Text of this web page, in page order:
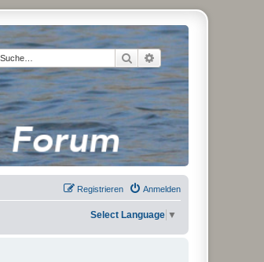
Suche Erweiterte Suche
Anmelden
Registrieren
Select Language ▼